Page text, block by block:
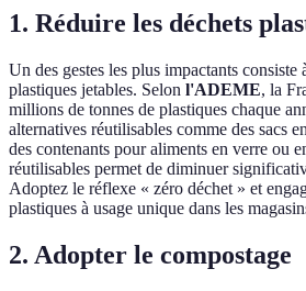
1. Réduire les déchets
Un des gestes les plus impactants
plastiques jetables. Selon l'ADEME, la
millions de tonnes de plastiques chaque
alternatives réutilisables comme des sacs
des contenants pour aliments en verre ou
réutilisables permet de diminuer
Adoptez le réflexe « zéro déchet » et
plastiques à usage unique dans les
2. Adopter le compostage